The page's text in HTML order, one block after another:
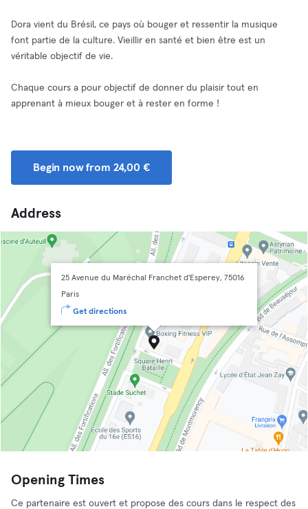
Dora vient du Brésil, ce pays où bouger et ressentir la musique
font partie de la culture. Vieillir en santé et bien être est un
véritable objectif de vie.
Chaque cours a pour objectif de donner du plaisir tout en
apprenant à mieux bouger et à rester en forme !
Begin now from 24,00 €
Address
25 Avenue du Maréchal Franchet d'Esperey, 75016
Paris
Get directions
Opening Times
Ce partenaire est ouvert et propose des cours dans le respect des